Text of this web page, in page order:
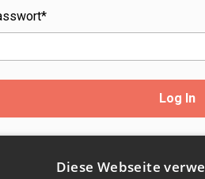
Diese Webseite